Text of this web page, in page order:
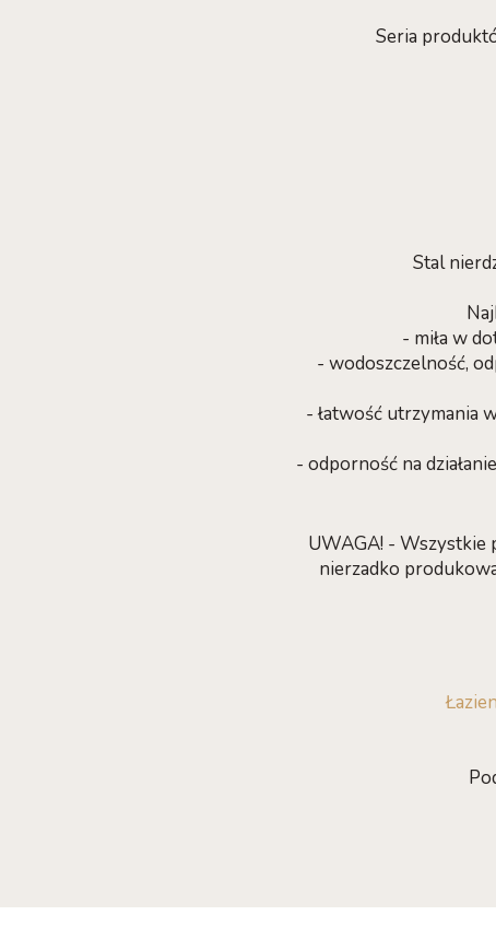
Seria
Stal
- miła w
- wodoszczelność,
- łatwość utrzymania
- odporność na
UWAGA! - Wszystkie
nierzadko